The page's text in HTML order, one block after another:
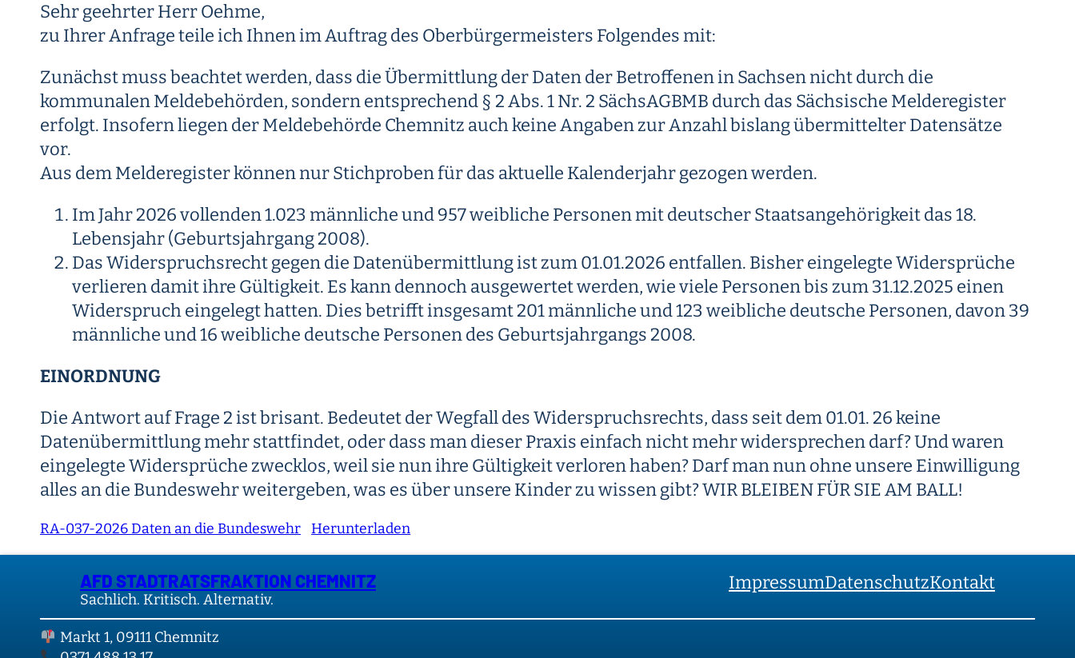
Sehr geehrter Herr Oehme,
zu Ihrer Anfrage teile ich Ihnen im Auftrag des Oberbürgermeisters Folgendes mit:
Zunächst muss beachtet werden, dass die Übermittlung der Daten der Betroffenen in Sachsen nicht durch die
kommunalen Meldebehörden, sondern entsprechend § 2 Abs. 1 Nr. 2 SächsAGBMB durch das Sächsische Melderegister
erfolgt. Insofern liegen der Meldebehörde Chemnitz auch keine Angaben zur Anzahl bislang übermittelter Datensätze
vor.
Aus dem Melderegister können nur Stichproben für das aktuelle Kalenderjahr gezogen werden.
Im Jahr 2026 vollenden 1.023 männliche und 957 weibliche Personen mit deutscher Staatsangehörigkeit das 18.
Lebensjahr (Geburtsjahrgang 2008).
Das Widerspruchsrecht gegen die Datenübermittlung ist zum 01.01.2026 entfallen. Bisher eingelegte Widersprüche
verlieren damit ihre Gültigkeit. Es kann dennoch ausgewertet werden, wie viele Personen bis zum 31.12.2025 einen
Widerspruch eingelegt hatten. Dies betrifft insgesamt 201 männliche und 123 weibliche deutsche Personen, davon 39
männliche und 16 weibliche deutsche Personen des Geburtsjahrgangs 2008.
EINORDNUNG
Die Antwort auf Frage 2 ist brisant. Bedeutet der Wegfall des Widerspruchsrechts, dass seit dem 01.01. 26 keine
Datenübermittlung mehr stattfindet, oder dass man dieser Praxis einfach nicht mehr widersprechen darf? Und waren
eingelegte Widersprüche zwecklos, weil sie nun ihre Gültigkeit verloren haben? Darf man nun ohne unsere Einwilligung
alles an die Bundeswehr weitergeben, was es über unsere Kinder zu wissen gibt? WIR BLEIBEN FÜR SIE AM BALL!
RA-037-2026 Daten an die Bundeswehr Herunterladen
AFD STADTRATSFRAKTION CHEMNITZ
Sachlich. Kritisch. Alternativ.
ImpressumDatenschutzKontakt
Markt 1, 09111 Chemnitz